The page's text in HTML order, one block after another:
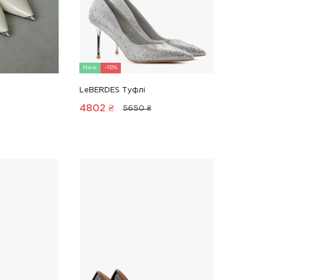
New -15%
LeBERDES Туфлі
4802 ₴ 5650 ₴